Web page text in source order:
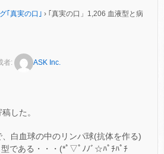
｢真実の口｣ › ｢真実の口」1,206 血液型と病
者: ASK Inc.
した。
白血球の中のリンパ球(抗体を作る)
である・・・(*ﾟ▽ﾟﾉﾉﾞ☆ﾊﾟﾁﾊﾟﾁ